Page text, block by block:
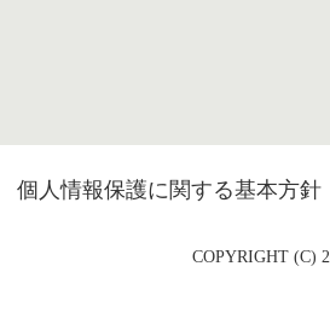
個人情報保護に関する基本方針
COPYRIGHT (C)